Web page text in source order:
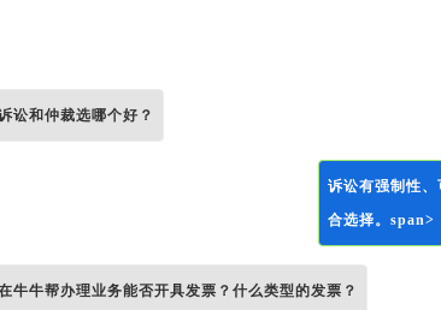
讼和仲裁选哪个好？
诉讼有强制性
合选择。span>
牛牛帮办理业务能否开具发票？什么类型的发票？